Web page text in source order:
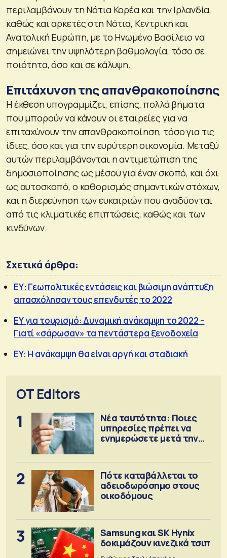
περιλαμβάνουν τη Νότια Κορέα και την Ιρλανδία,
καθώς και αρκετές στη Νότια, Κεντρική και
Ανατολική Ευρώπη, με το Ηνωμένο Βασίλειο να
σημειώνει την υψηλότερη βαθμολογία, τόσο σε
ποιότητα, όσο και σε κάλυψη.
Επιτάχυνση της απανθρακοποίησης
Η έκθεση υπογραμμίζει, επίσης, πολλά βήματα
που μπορούν να κάνουν οι εταιρείες για να
επιταχύνουν την απανθρακοποίηση, τόσο για τις
ίδιες, όσο και για την ευρύτερη οικονομία. Μεταξύ
αυτών περιλαμβάνονται η αντιμετώπιση της
δημοσιοποίησης ως μέσου για έναν σκοπό, και όχι
ως αυτοσκοπό, ο καθορισμός σημαντικών στόχων,
και η διερεύνηση των ευκαιριών που αναδύονται
από τις κλιματικές επιπτώσεις, καθώς και των
κινδύνων.
Σχετικά άρθρα:
ΕΥ: Γεωπολιτικές εντάσεις και βιώσιμη ανάπτυξη
απασχόλησαν τους επενδυτές το 2022
ΕΥ για τουρισμό: Δυναμική ανάκαμψη το 2022 –
Γιατί «σάρωσαν» τα πεντάστερα ξενοδοχεία
EY: Η ανάκαμψη θα είναι αργή και σταδιακή
OT Editors
1
Νέα ταυτότητα: Ποιες
υπηρεσίες πρέπει να
ενημερώσετε μετά την
2
Πότε καταβάλλεται το
αδειοδωρόσημο στους
οικοδόμους
3
Samsung και SK Hynix
δοκιμάζουν κινεζικά τσιπ